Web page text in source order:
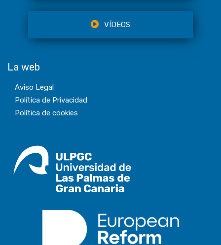
VÍDEOS
La web
Aviso Legal
Política de Privacidad
Política de cookies